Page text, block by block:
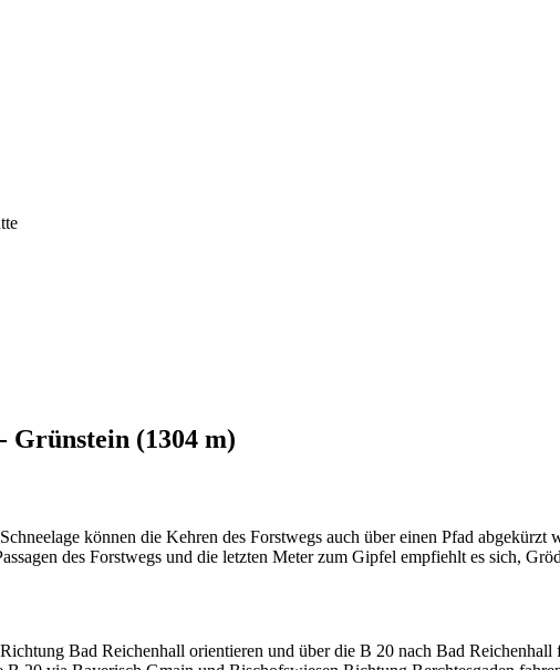
Grünstein (1304 m)
können die Kehren des Forstwegs auch über einen Pfad
des Forstwegs und die letzten Meter zum Gipfel empfiehlt es sich,
Bad Reichenhall orientieren und über die B 20 nach Bad Reichenhall